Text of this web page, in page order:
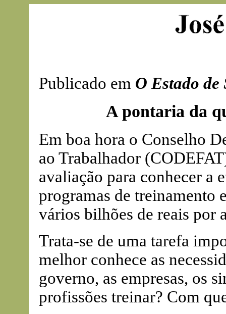
Publicado em O Estado de
A pontaria da
Em boa hora o Conselho
ao Trabalhador
avaliação para conhecer a
programas de treinamento
vários bilhões de reais por
Trata-se de uma tarefa
melhor conhece as
governo, as empresas, os
profissões treinar? Com